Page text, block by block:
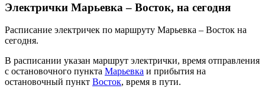
Электрички Марьевка – Восток, на сегодня
Расписание электричек по маршруту Марьевка – Восток на
сегодня.
В расписании указан маршрут электрички, время отправления
с остановочного пункта Марьевка и прибытия на
остановочный пункт Восток, время в пути.